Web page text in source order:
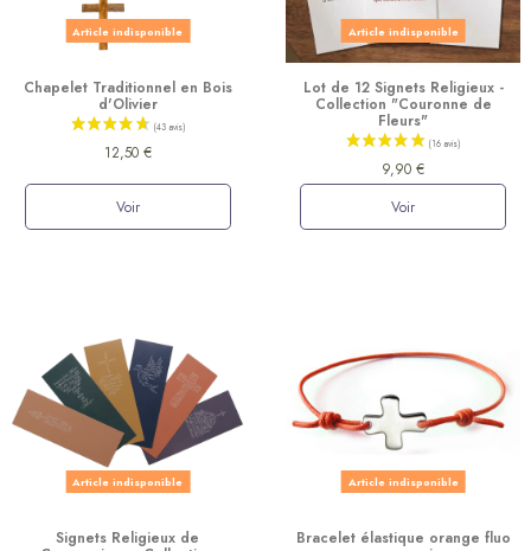
Article indisponible
Chapelet Traditionnel en Bois
d'Olivier
12,50 €
Voir
Article indisponible
Lot de 12 Signets Religieux -
Collection "Couronne de
Fleurs"
9,90 €
Voir
Article indisponible
Signets Religieux de
Article indisponible
Bracelet élastique orange fluo